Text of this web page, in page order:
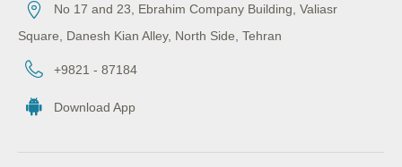
No 17 and 23, Ebrahim Company Building, Valiasr
Square, Danesh Kian Alley, North Side, Tehran
+9821 - 87184
Download App